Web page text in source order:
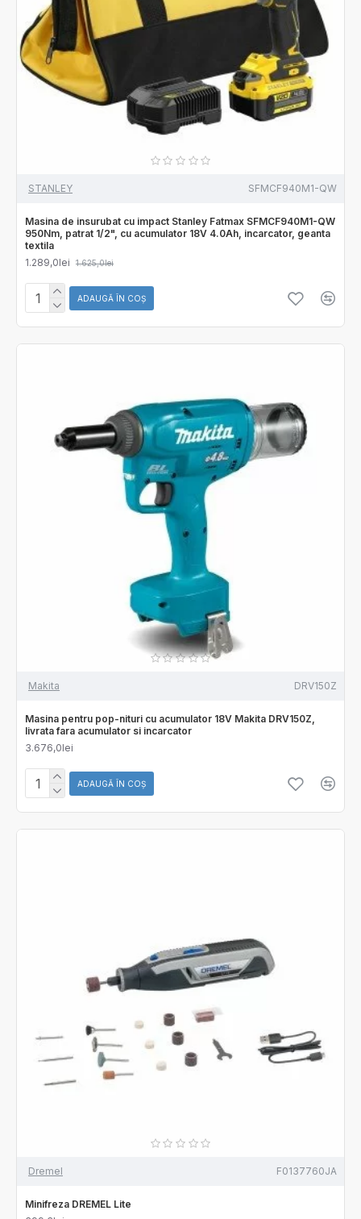
STANLEY SFMCF940M1-QW
Masina de insurubat cu impact Stanley Fatmax SFMCF940M1-QW
950Nm, patrat 1/2", cu acumulator 18V 4.0Ah, incarcator, geanta
textila
1.289,0lei
1.625,0lei
ADAUGĂ ÎN COŞ
Makita DRV150Z
Masina pentru pop-nituri cu acumulator 18V Makita DRV150Z,
livrata fara acumulator si incarcator
3.676,0lei
ADAUGĂ ÎN COŞ
Dremel F0137760JA
Minifreza DREMEL Lite